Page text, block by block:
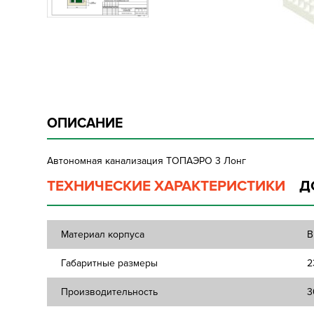
ОПИСАНИЕ
Автономная канализация ТOПАЭРО 3 Лонг
ТЕХНИЧЕСКИЕ ХАРАКТЕРИСТИКИ
Материал корпуса
Габаритные размеры
Производительность